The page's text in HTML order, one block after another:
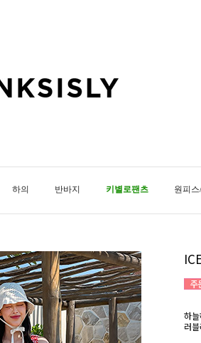
하의 반바지 키별로팬츠 원피
하
러